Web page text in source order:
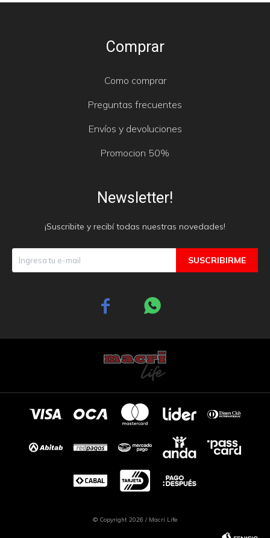
Comprar
Como comprar
Preguntas frecuentes
Envíos y devoluciones
Promocion 50%
Newsletter!
¡Suscribite y recibí todas nuestras novedades!
SUSCRIBIRME
 
© Copyright 2026 / Macri Life